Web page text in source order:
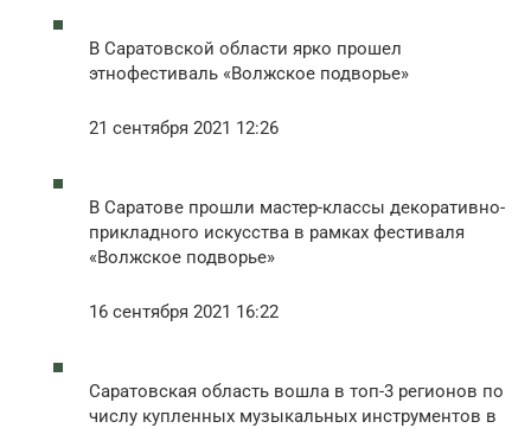
В Саратовской области ярко прошел
этнофестиваль «Волжское подворье»
21 сентября 2021 12:26
В Саратове прошли мастер-классы декоративно-
прикладного искусства в рамках фестиваля
«Волжское подворье»
16 сентября 2021 16:22
Саратовская область вошла в топ-3 регионов по
числу купленных музыкальных инструментов в